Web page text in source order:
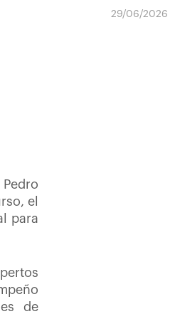
29/06/2026
el
para
de